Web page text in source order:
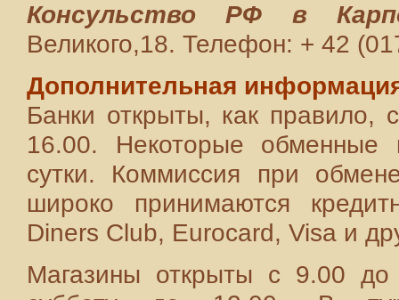
Консульство РФ в
Великого,18. Телефон: + 42
Дополнительная
Банки открыты, как
16.00. Некоторые
сутки. Коммиссия при
широко принимаются
Diners Club, Eurocard, Visa и
Магазины открыты с 9.00